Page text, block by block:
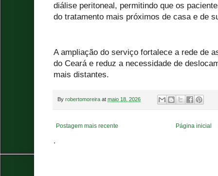
diálise peritoneal, permitindo que os
do tratamento mais próximos de casa e de
A ampliação do serviço fortalece a rede de
do Ceará e reduz a necessidade de
mais distantes.
By robertomoreira at maio 18, 2026
Postagem mais recente Página inicial
.